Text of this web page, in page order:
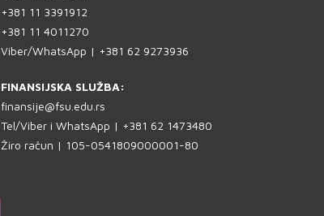
+381 11 3391912
+381 11 4011270
Viber/WhatsApp | +381 62 9273936
FINANSIJSKA SLUŽBA:
finansije@fsu.edu.rs
Tel/Viber i WhatsApp | +381 62 1473480
Žiro račun | 105-0541809000001-80